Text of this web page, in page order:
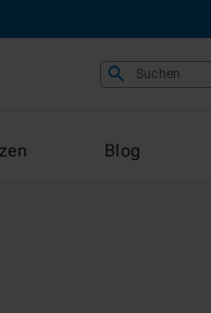
Suchen
Blog